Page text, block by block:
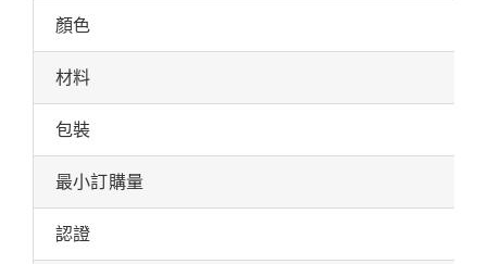
顏色
材料
包裝
最小訂購量
認證